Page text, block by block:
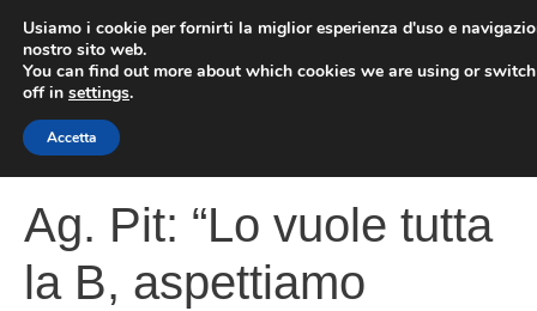
contenuto
Ag. Pit: “Lo vuole tutta
la B, aspettiamo
Usiamo i cookie per fornirti la miglior esperienza d'uso e
nostro sito web.
You can find out more about which cookies we are using or
off in settings.
Accetta